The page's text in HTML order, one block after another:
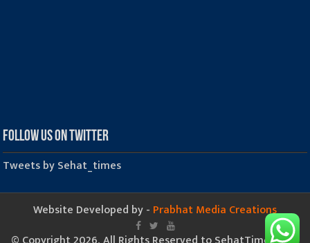
Follow us on Twitter
Tweets by Sehat_times
Website Developed by - Prabhat Media Creations